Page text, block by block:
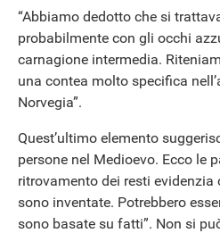
“Abbiamo dedotto che si
probabilmente con gli occhi
carnagione intermedia.
una contea molto specifica
Norvegia”.
Quest’ultimo elemento
persone nel Medioevo. Ecco le
ritrovamento dei resti evidenzia
sono inventate. Potrebbero
sono basate su fatti”. Non si